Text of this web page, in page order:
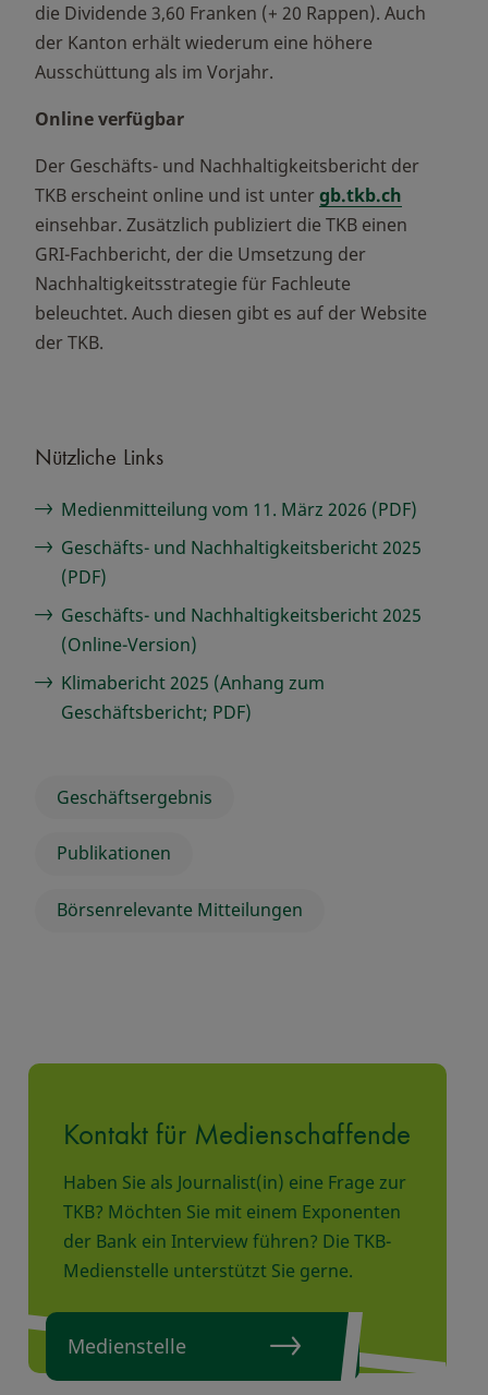
die Dividende 3,60 Franken (+ 20 Rappen). Auch
der Kanton erhält wiederum eine höhere
Ausschüttung als im Vorjahr.
Online verfügbar
Der Geschäfts- und Nachhaltigkeitsbericht der
TKB erscheint online und ist untergb.tkb.ch
einsehbar. Zusätzlich publiziert die TKB einen
GRI-Fachbericht, der die Umsetzung der
Nachhaltigkeitsstrategie für Fachleute
beleuchtet. Auch diesen gibt es auf der Website
der TKB.
Nützliche Links
Medienmitteilung vom 11. März 2026 (PDF)
Geschäfts- und Nachhaltigkeitsbericht 2025
(PDF)
Geschäfts- und Nachhaltigkeitsbericht 2025
(Online-Version)
Klimabericht 2025 (Anhang zum
Geschäftsbericht; PDF)
Geschäftsergebnis
Publikationen
Börsenrelevante Mitteilungen
Kontakt für Medienschaffende
Haben Sie als Journalist(in) eine Frage zur
TKB? Möchten Sie mit einem Exponenten
der Bank ein Interview führen? Die TKB-
Medienstelle unterstützt Sie gerne.
Medienstelle